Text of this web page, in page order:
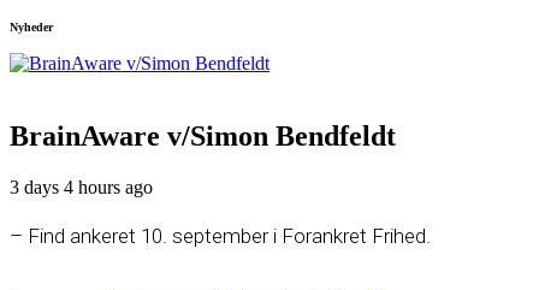
Nyheder
BrainAware v/Simon Bendfeldt
3 days 4 hours ago
– Find ankeret 10. september i Forankret Frihed.